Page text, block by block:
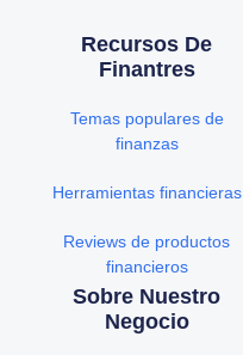
Recursos De
Finantres
Temas populares de
finanzas
Herramientas financieras
Reviews de productos
financieros
Sobre Nuestro
Negocio